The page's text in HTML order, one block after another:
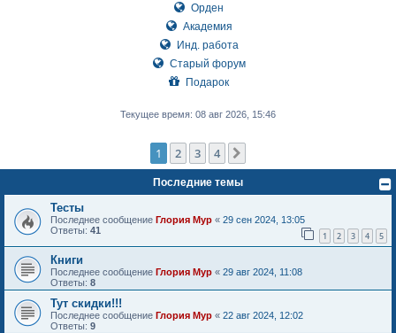
Орден
Академия
Инд. работа
Старый форум
Подарок
Текущее время: 08 авг 2026, 15:46
1 2 3 4
Последние темы
Тесты
Последнее сообщение Глория Мур « 29 сен 2024, 13:05
Ответы: 41 1 2 3 4 5
Книги
Последнее сообщение Глория Мур « 29 авг 2024, 11:08
Ответы: 8
Тут скидки!!!
Последнее сообщение Глория Мур « 22 авг 2024, 12:02
Ответы: 9